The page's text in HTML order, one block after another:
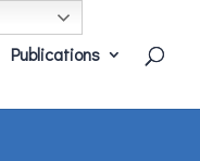
Publications